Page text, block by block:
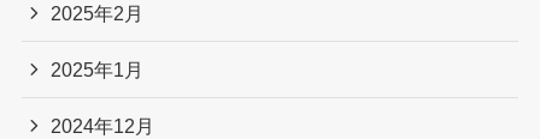
2025年2月
2025年1月
2024年12月